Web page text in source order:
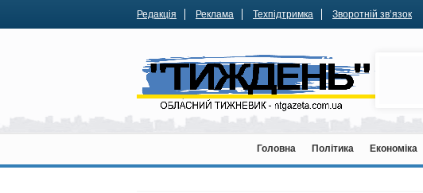
Редакція Реклама Техпідтримка Зворотній зв’язок
Головна Політика Економіка